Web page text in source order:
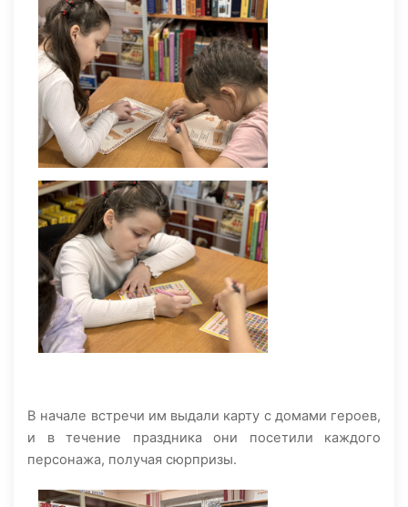
В начале встречи им выдали карту с домами героев,
и в течение праздника они посетили каждого
персонажа, получая сюрпризы.